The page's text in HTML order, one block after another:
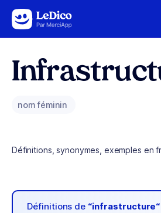
Aller au contenu
nom féminin
Définitions, synonymes, exemples en
Définitions de “infrastructure“